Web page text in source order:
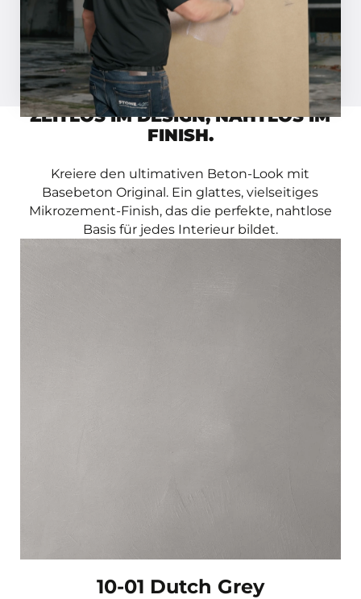
Inspirationsmagazin anfordern
Video ansehen
ZEITLOS IM DESIGN, NAHTLOS IM
FINISH.
Kreiere den ultimativen Beton-Look mit
Basebeton Original. Ein glattes, vielseitiges
Mikrozement-Finish, das die perfekte, nahtlose
Basis für jedes Interieur bildet.
10-01 Dutch Grey